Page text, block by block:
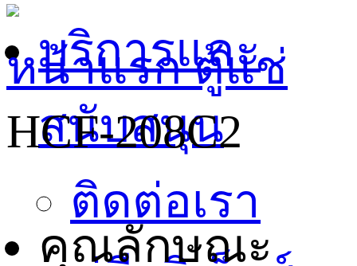
บริการและ
สนับสนุน
ติดต่อเรา
หน้าแรกตู้แช่
HCF-208C2
คุณลักษณะ